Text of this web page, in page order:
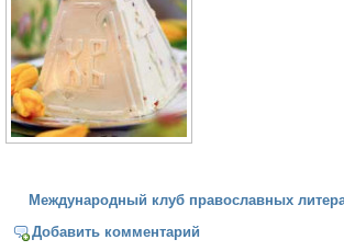
Международный клуб православных
Добавить комментарий